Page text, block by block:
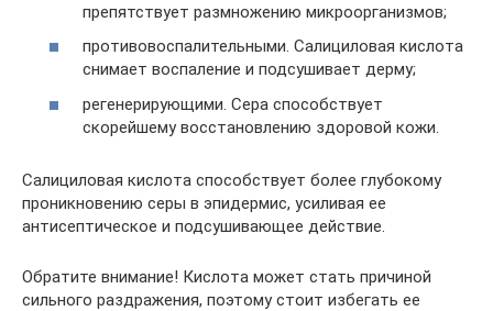
препятствует размножению микроорганизмов;
противовоспалительными. Салициловая кислота
снимает воспаление и подсушивает дерму;
регенерирующими. Сера способствует
скорейшему восстановлению здоровой кожи.
Салициловая кислота способствует более глубокому
проникновению серы в эпидермис, усиливая ее
антисептическое и подсушивающее действие.
Обратите внимание! Кислота может стать причиной
сильного раздражения, поэтому стоит избегать ее